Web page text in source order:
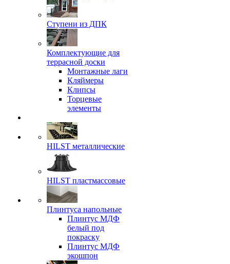
Ступени из ДПК
Комплектующие для
террасной доски
Монтажные лаги
Кляймеры
Клипсы
Торцевые
элементы
HILST металлические
HILST пластмассовые
Плинтуса напольные
Плинтус МДФ
белый под
покраску
Плинтус МДФ
экошпон